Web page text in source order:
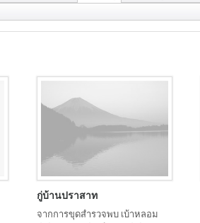
กู่บ้านปราสาท
จากการขุดสำรวจพบ เบ้าหลอม